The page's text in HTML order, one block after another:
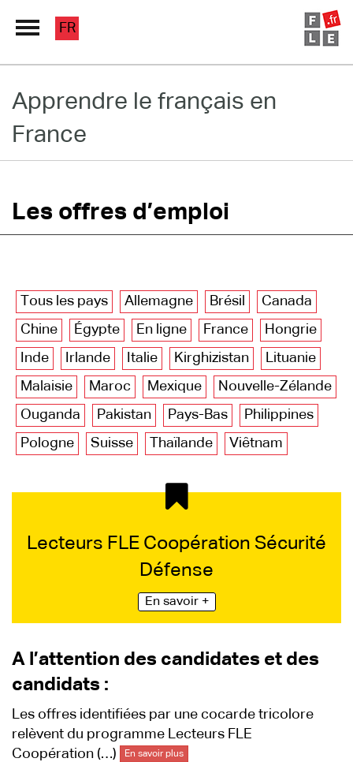
Grand Répertoire
Immersion France
Les pages PRO
FR
Apprendre le français en
France
Les offres d’emploi
Tous les pays Allemagne Brésil
Canada
Chine
Égypte En ligne France
Hongrie
Inde
Irlande Italie Kirghizistan
Lituanie
Malaisie
Maroc Mexique
Nouvelle-Zélande
Ouganda
Pakistan Pays-Bas
Philippines
Pologne
Suisse Thaïlande Viêtnam
Lecteurs FLE Coopération Sécurité
Défense
En savoir +
A l’attention des candidates et des
candidats :
Les offres identifiées par une cocarde tricolore
relèvent du programme Lecteurs FLE
Coopération (…)
En savoir plus